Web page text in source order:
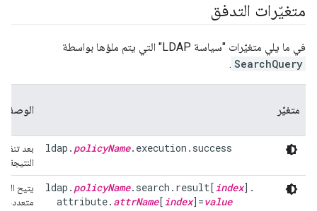
متغيّرات التدفق
في ما يلي متغيّرات "سياسة LDAP" التي يتم ملؤها بواسطة
SearchQuery
.
متغيّر الوصف
ldap. policyName.execution.success
النتيجة.
ldap. policyName.search.result[index].
  attribute.
attrName[index]=value
يتيح